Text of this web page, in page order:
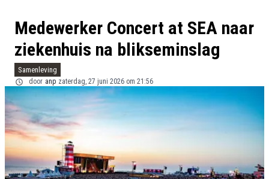
Medewerker Concert at SEA naar
ziekenhuis na blikseminslag
Samenleving
door anp zaterdag, 27 juni 2026 om 21:56